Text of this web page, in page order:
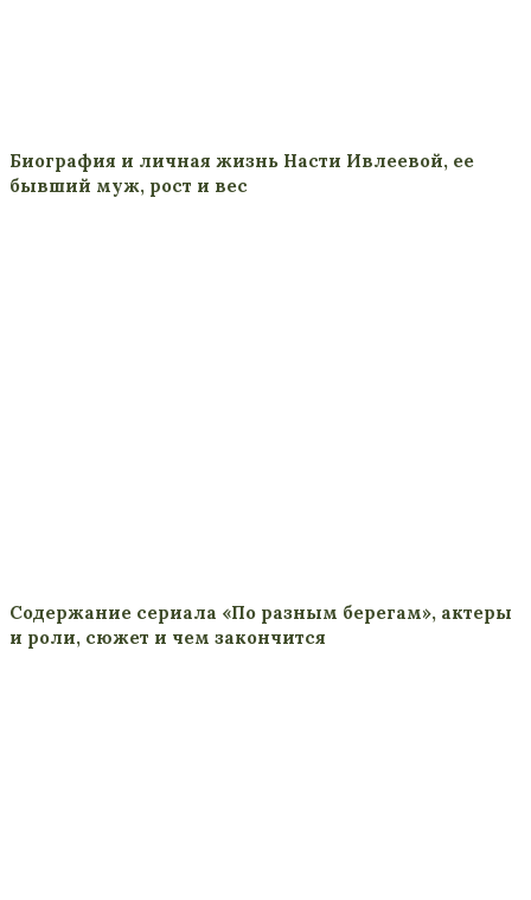
Биография и личная жизнь Насти Ивлеевой, ее
бывший муж, рост и вес
Содержание сериала «По разным берегам», актеры
и роли, сюжет и чем закончится